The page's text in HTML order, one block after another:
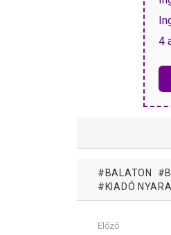
4
BALATON
KIADÓ
MutassElőző